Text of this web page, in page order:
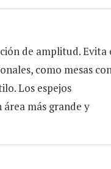
de amplitud. Evita
como mesas
Los espejos
más grande y